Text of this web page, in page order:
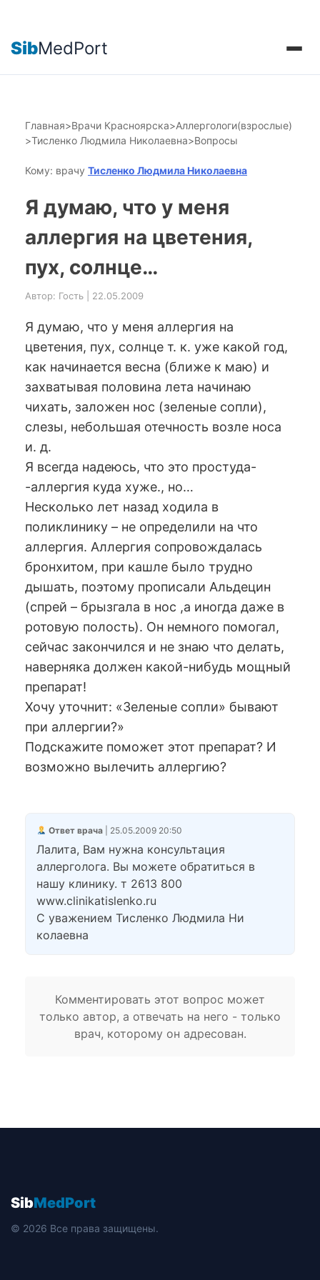
SibMedPort
Главная>Врачи Красноярска>Аллергологи(взрослые)
>Тисленко Людмила Николаевна>Вопросы
Кому: врачу Тисленко Людмила Николаевна
Я думаю, что у меня
аллергия на цветения,
пух, солнце…
Автор: Гость | 22.05.2009
Я думаю, что у меня аллергия на
цветения, пух, солнце т. к. уже какой год,
как начинается весна (ближе к маю) и
захватывая половина лета начинаю
чихать, заложен нос (зеленые сопли),
слезы, небольшая отечность возле носа
и. д.
Я всегда надеюсь, что это простуда-
-аллергия куда хуже., но…
Несколько лет назад ходила в
поликлинику – не определили на что
аллергия. Аллергия сопровождалась
бронхитом, при кашле было трудно
дышать, поэтому прописали Альдецин
(спрей – брызгала в нос ,а иногда даже в
ротовую полость). Он немного помогал,
сейчас закончился и не знаю что делать,
наверняка должен какой-нибудь мощный
препарат!
Хочу уточнит: «Зеленые сопли» бывают
при аллергии?»
Подскажите поможет этот препарат? И
возможно вылечить аллергию?
Ответ врача| 25.05.2009 20:50
Лалита, Вам нужна консультация
аллерголога. Вы можете обратиться в
нашу клинику. т 2613 800
www.clinikatislenko.ru
C уважением Тисленко Людмила Ни
колаевна
Комментировать этот вопрос может
только автор, а отвечать на него - только
врач, которому он адресован.
SibMedPort
© 2026 Все права защищены.